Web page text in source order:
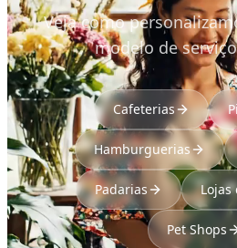
Veja como
modelo de
Cafeterias
Hamburguerias
Padarias Lojas
Pet Shops